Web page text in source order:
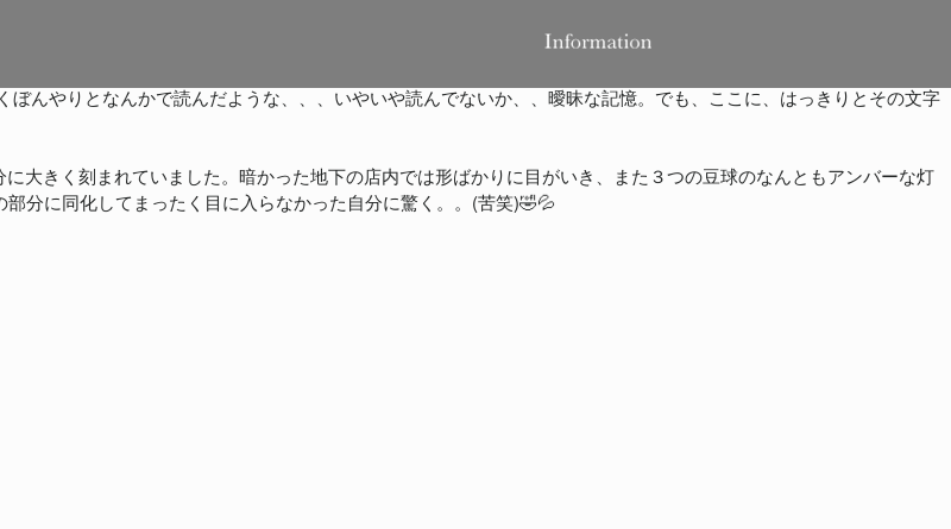
んやりとなんかで読んだような、、、いやいや読んでないか、、曖昧な記憶。でも、ここに、はっきりとその文字
大きく刻まれていました。暗かった地下の店内では形ばかりに目がいき、また３つの豆球のなんともアンバーな灯
分に同化してまったく目に入らなかった自分に驚く。。(苦笑)🤣💦